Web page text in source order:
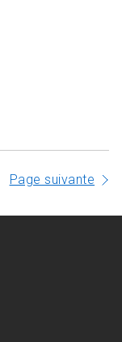
Page suivante